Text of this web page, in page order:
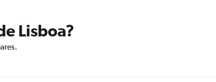
Lisboa?